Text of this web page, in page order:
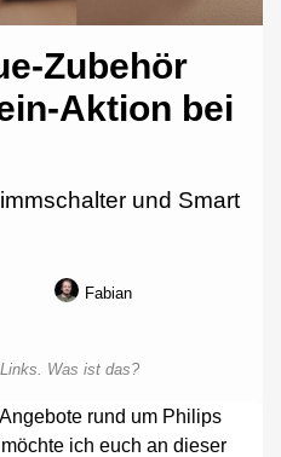
Zubehör
Aktion bei
und Smart
Fabian
Was ist das?
rund um Philips
ich euch an dieser